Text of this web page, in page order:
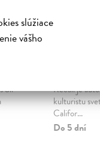
slúžiace
vášho
Sir
Total
Recall je
kulturistu
Califor...
Do 5 dní